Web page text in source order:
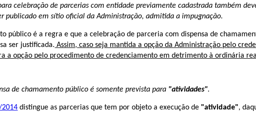
celebração de parcerias com entidade previamente cadastrada também
publicado em sítio oficial da Administração, admitida a impugnação.
público é a regra e que a celebração de parceria com dispensa de
ser justificada. Assim, caso seja mantida a opção da Administração pelo
a opção pelo procedimento de credenciamento em detrimento à ordinária
de chamamento público é somente prevista para "atividades".
2014 distingue as parcerias que tem por objeto a execução de "atividade",